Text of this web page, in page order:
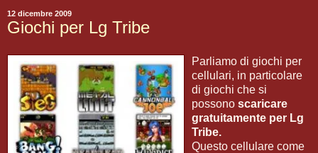
12 dicembre 2009
Giochi per Lg Tribe
Parliamo di giochi per
cellulari, in particolare
di giochi che si
possono scaricare
gratuitamente per Lg
Tribe.
Questo cellulare come